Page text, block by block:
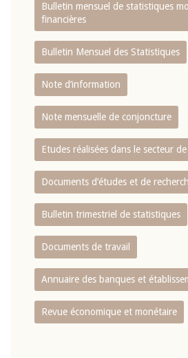
Bulletin mensuel de statistiques
financières
Bulletin Mensuel des Statistiques
Note d’information
Note mensuelle de conjoncture
Etudes réalisées dans le secteur
Documents d’études et de
Bulletin trimestriel de statistiques
Documents de travail
Annuaire des banques et
Revue économique et monétaire